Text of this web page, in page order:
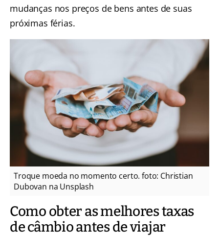
mudanças nos preços de bens antes de suas
próximas férias.
Troque moeda no momento certo. foto: Christian
Dubovan na Unsplash
Como obter as melhores taxas
de câmbio antes de viajar